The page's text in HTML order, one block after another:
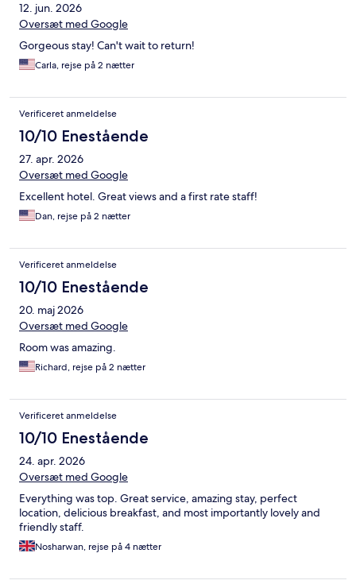
12. jun. 2026
Oversæt med Google
Gorgeous stay! Can't wait to return!
Carla, rejse på 2 nætter
Verificeret anmeldelse
10/10 Enestående
27. apr. 2026
Oversæt med Google
Excellent hotel. Great views and a first rate staff!
Dan, rejse på 2 nætter
Verificeret anmeldelse
10/10 Enestående
20. maj 2026
Oversæt med Google
Room was amazing.
Richard, rejse på 2 nætter
Verificeret anmeldelse
10/10 Enestående
24. apr. 2026
Oversæt med Google
Everything was top. Great service, amazing stay, perfect
location, delicious breakfast, and most importantly lovely and
friendly staff.
Nosharwan, rejse på 4 nætter